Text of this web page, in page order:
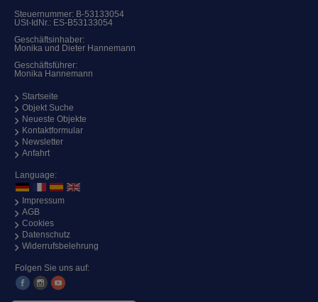
Steuernummer: B-53133054
USt-IdNr.: ES-B53133054
Geschäftsinhaber:
Monika und Dieter Hannemann
Geschäftsführer:
Monika Hannemann
Startseite
Objekt Suche
Neueste Objekte
Kontaktformular
Newsletter
Anfahrt
Language:
Impressum
AGB
Cookies
Datenschutz
Widerrufsbelehrung
Folgen Sie uns auf: